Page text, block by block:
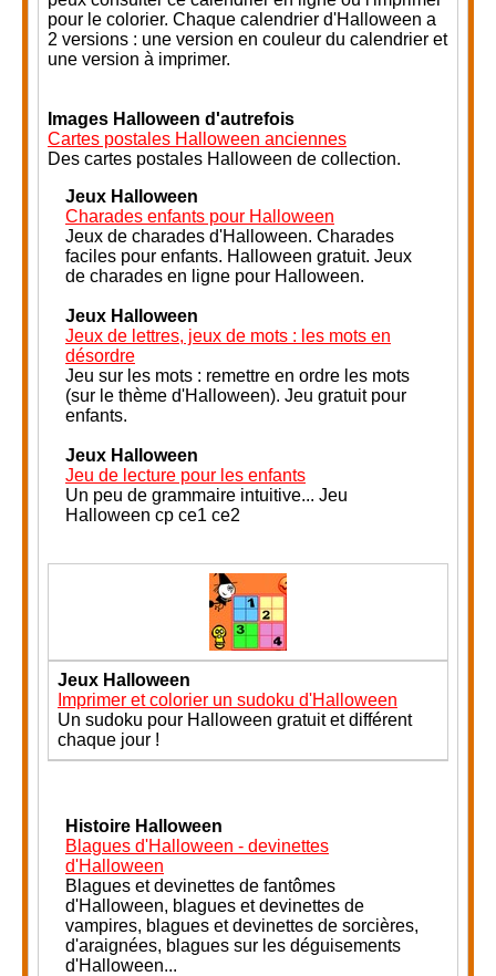
pour le colorier. Chaque calendrier d'Halloween a
2 versions : une version en couleur du calendrier et
une version à imprimer.
Images Halloween d'autrefois
Cartes postales Halloween anciennes
Des cartes postales Halloween de collection.
Jeux Halloween
Charades enfants pour Halloween
Jeux de charades d'Halloween. Charades
faciles pour enfants. Halloween gratuit. Jeux
de charades en ligne pour Halloween.
Jeux Halloween
Jeux de lettres, jeux de mots : les mots en
désordre
Jeu sur les mots : remettre en ordre les mots
(sur le thème d'Halloween). Jeu gratuit pour
enfants.
Jeux Halloween
Jeu de lecture pour les enfants
Un peu de grammaire intuitive... Jeu
Halloween cp ce1 ce2
Jeux Halloween
Imprimer et colorier un sudoku d'Halloween
Un sudoku pour Halloween gratuit et différent
chaque jour !
Histoire Halloween
Blagues d'Halloween - devinettes
d'Halloween
Blagues et devinettes de fantômes
d'Halloween, blagues et devinettes de
vampires, blagues et devinettes de sorcières,
d'araignées, blagues sur les déguisements
d'Halloween...